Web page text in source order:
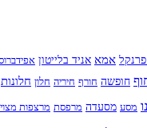
אמא אניד בלייטון
חופשה חורף חיריה חלון חלונות
מסע מסעדה מרפסת מרצפות